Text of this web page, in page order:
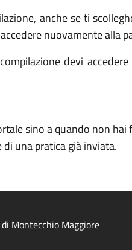
anche se ti
nuovamente alla
devi
sino a quando non
una pratica già inviata.
Montecchio Maggiore